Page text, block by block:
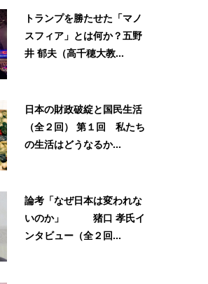
トランプを勝たせた「マノ
スフィア」とは何か？五野
井 郁夫（高千穂大教...
日本の財政破綻と国民生活
（全２回） 第１回 私たち
の生活はどうなるか...
論考「なぜ日本は変われな
いのか」 猪口 孝氏イ
ンタビュー（全２回...